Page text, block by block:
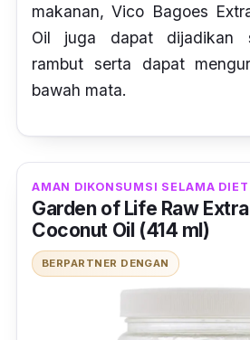
makanan, Vico Bagoes
Oil juga dapat dijadikan
rambut serta dapat
bawah mata.
AMAN DIKONSUMSI SELAMA DIET
Garden of Life Raw
Coconut Oil (414 ml)
BERPARTNER DENGAN